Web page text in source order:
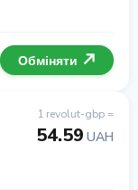
Обміняти
1 revolut-gbp =
54.59 UAH